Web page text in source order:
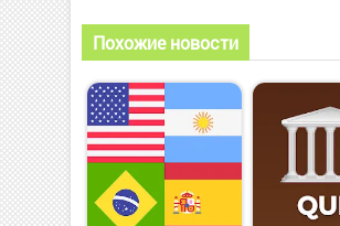
Похожие новости